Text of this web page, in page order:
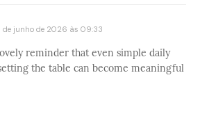
de junho de 2026 às 09:33
reminder that even simple daily
the table can become meaningful